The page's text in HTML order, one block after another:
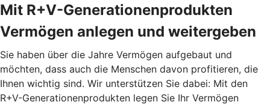
Mit R+V-Generationenprodukten
Vermögen anlegen und weitergeben
Sie haben über die Jahre Vermögen aufgebaut und
möchten, dass auch die Menschen davon profitieren, die
Ihnen wichtig sind. Wir unterstützen Sie dabei: Mit den
R+V-Generationenprodukten legen Sie Ihr Vermögen